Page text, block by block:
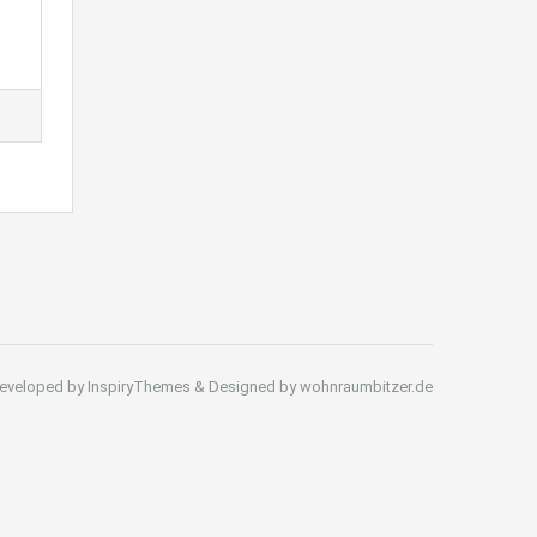
by InspiryThemes & Designed by wohnraumbitzer.de